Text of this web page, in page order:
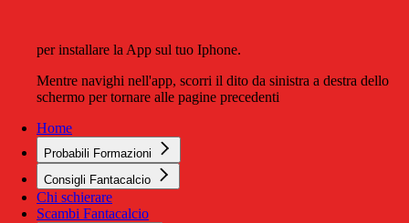
per installare la App sul tuo Iphone.
Mentre navighi nell'app, scorri il dito da sinistra a destra dello
schermo per tornare alle pagine precedenti
Home
Probabili Formazioni
Consigli Fantacalcio
Chi schierare
Scambi Fantacalcio